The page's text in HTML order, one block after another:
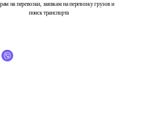
на перевозки, заявкам на перевозку грузов и
поиск транспорта